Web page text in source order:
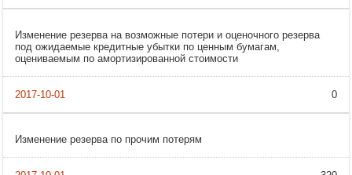
Изменение резерва на возможные потери и оценочного резерва
под ожидаемые кредитные убытки по ценным бумагам,
оцениваемым по амортизированной стоимости
0
Изменение резерва по прочим потерям